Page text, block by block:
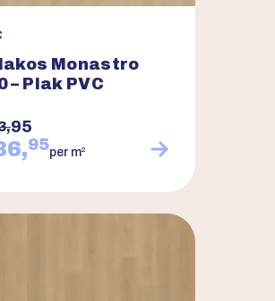
Monastro
– Plak PVC
95
95per m2